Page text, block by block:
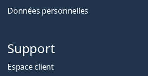
Données personnelles
Support
Espace client